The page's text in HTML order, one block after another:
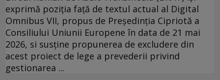
exprimă poziția față de textul actual al Digital
Omnibus VII, propus de Președinția Cipriotă a
Consiliului Uniunii Europene în data de 21 mai
2026, si susține propunerea de excludere din
acest proiect de lege a prevederii privind
gestionarea ...